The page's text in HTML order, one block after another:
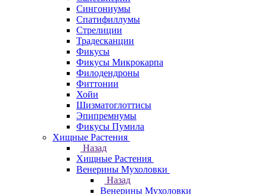
Сингониумы
Спатифиллумы
Стрелиции
Традесканции
Фикусы
Фикусы Микрокарпа
Филодендроны
Фиттонии
Хойи
Шизматоглоттисы
Эпипремнумы
Фикусы Пумила
Хищные Растения
Назад
Хищные Растения
Венерины Мухоловки
Назад
Венерины Мухоловки